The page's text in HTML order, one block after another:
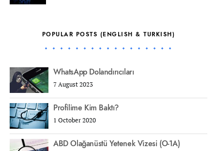
POPULAR POSTS (ENGLISH & TURKISH)
WhatsApp Dolandırıcıları
7 August 2023
Profilime Kim Baktı?
1 October 2020
ABD Olağanüstü Yetenek Vizesi (O-1A)